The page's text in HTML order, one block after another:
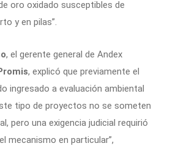
oro oxidado susceptibles de
y en pilas”.
, el gerente general de Andex
, explicó que previamente el
ingresado a evaluación ambiental
tipo de proyectos no se someten
pero una exigencia judicial requirió
mecanismo en particular”,